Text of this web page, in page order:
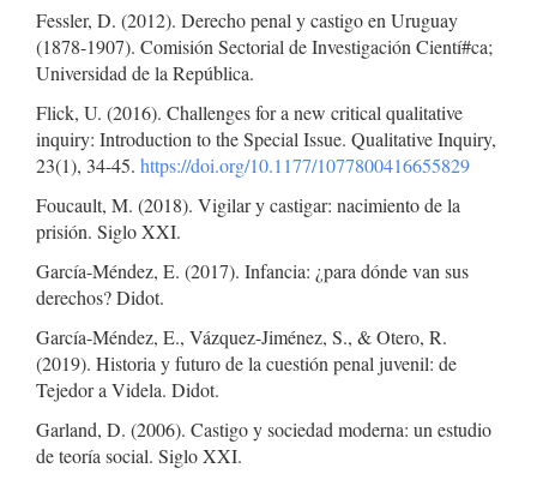
Fessler, D. (2012). Derecho penal y castigo en Uruguay
(1878-1907). Comisión Sectorial de Investigación Cientí#ca;
Universidad de la República.
Flick, U. (2016). Challenges for a new critical qualitative
inquiry: Introduction to the Special Issue. Qualitative Inquiry,
23(1), 34-45. https://doi.org/10.1177/1077800416655829
Foucault, M. (2018). Vigilar y castigar: nacimiento de la
prisión. Siglo XXI.
García-Méndez, E. (2017). Infancia: ¿para dónde van sus
derechos? Didot.
García-Méndez, E., Vázquez-Jiménez, S., & Otero, R.
(2019). Historia y futuro de la cuestión penal juvenil: de
Tejedor a Videla. Didot.
Garland, D. (2006). Castigo y sociedad moderna: un estudio
de teoría social. Siglo XXI.